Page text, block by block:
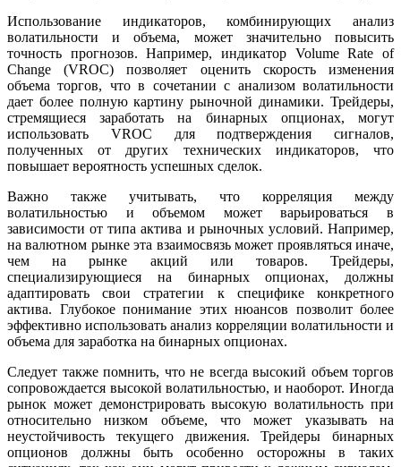
Использование индикаторов, комбинирующих анализ
волатильности и объема, может значительно повысить
точность прогнозов. Например, индикатор Volume Rate of
Change (VROC) позволяет оценить скорость изменения
объема торгов, что в сочетании с анализом волатильности
дает более полную картину рыночной динамики. Трейдеры,
стремящиеся заработать на бинарных опционах, могут
использовать VROC для подтверждения сигналов,
полученных от других технических индикаторов, что
повышает вероятность успешных сделок.
Важно также учитывать, что корреляция между
волатильностью и объемом может варьироваться в
зависимости от типа актива и рыночных условий. Например,
на валютном рынке эта взаимосвязь может проявляться иначе,
чем на рынке акций или товаров. Трейдеры,
специализирующиеся на бинарных опционах, должны
адаптировать свои стратегии к специфике конкретного
актива. Глубокое понимание этих нюансов позволит более
эффективно использовать анализ корреляции волатильности и
объема для заработка на бинарных опционах.
Следует также помнить, что не всегда высокий объем торгов
сопровождается высокой волатильностью, и наоборот. Иногда
рынок может демонстрировать высокую волатильность при
относительно низком объеме, что может указывать на
неустойчивость текущего движения. Трейдеры бинарных
опционов должны быть особенно осторожны в таких